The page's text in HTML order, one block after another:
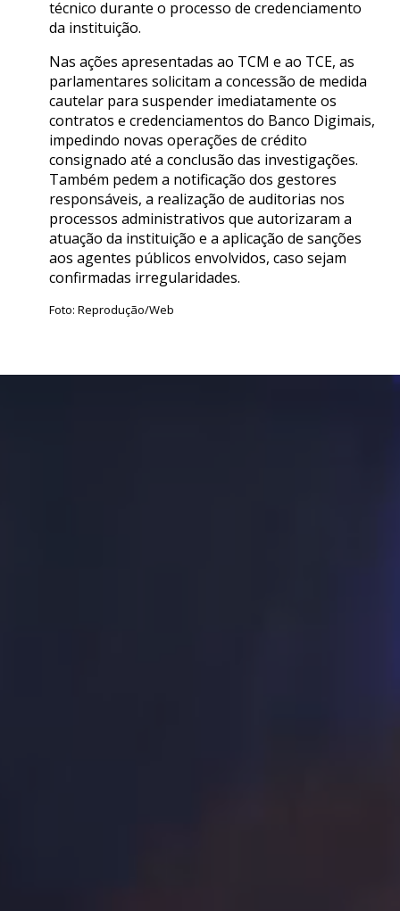
técnico durante o processo de credenciamento
da instituição.
Nas ações apresentadas ao TCM e ao TCE, as
parlamentares solicitam a concessão de medida
cautelar para suspender imediatamente os
contratos e credenciamentos do Banco Digimais,
impedindo novas operações de crédito
consignado até a conclusão das investigações.
Também pedem a notificação dos gestores
responsáveis, a realização de auditorias nos
processos administrativos que autorizaram a
atuação da instituição e a aplicação de sanções
aos agentes públicos envolvidos, caso sejam
confirmadas irregularidades.
Foto: Reprodução/Web